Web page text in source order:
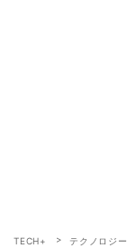
TECH+ テクノロジー